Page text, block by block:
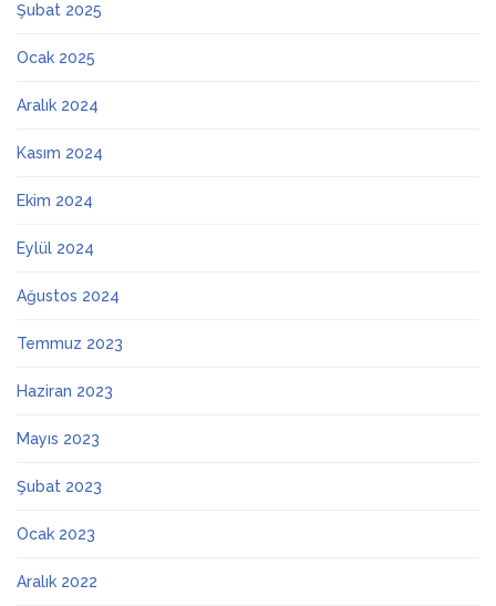
Şubat 2025
Ocak 2025
Aralık 2024
Kasım 2024
Ekim 2024
Eylül 2024
Ağustos 2024
Temmuz 2023
Haziran 2023
Mayıs 2023
Şubat 2023
Ocak 2023
Aralık 2022